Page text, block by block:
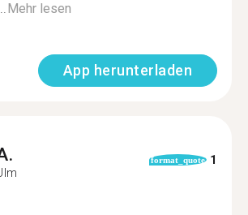
Mehr lesen
App herunterladen
format_quote 1